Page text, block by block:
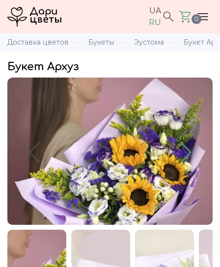
UA
RU
0
Доставка цветов Букеты Эустома Букет
Букет Архуз